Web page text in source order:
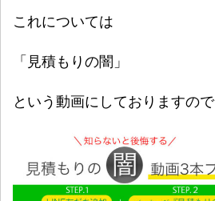
これについては
「見積もりの闇」
という動画にしておりますので